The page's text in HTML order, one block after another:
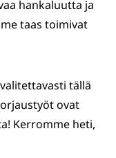
hankaluutta ja
taas toimivat
tällä
ovat
Kerromme heti,